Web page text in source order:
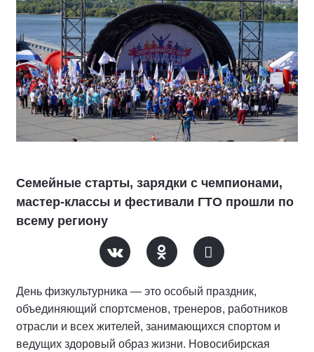
Семейные старты, зарядки с чемпионами,
мастер-классы и фестивали ГТО прошли по
всему региону
День физкультурника — это особый праздник,
объединяющий спортсменов, тренеров, работников
отрасли и всех жителей, занимающихся спортом и
ведущих здоровый образ жизни. Новосибирская